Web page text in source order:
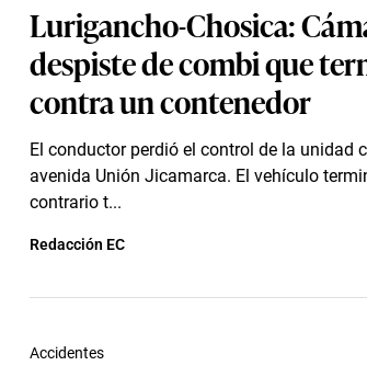
Lurigancho-Chosica:
despiste de combi que
contra un contenedor
El conductor perdió el control de la unidad
avenida Unión Jicamarca. El vehículo
contrario t...
Redacción EC
Accidentes